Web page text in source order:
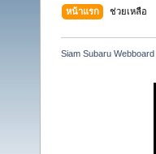
หน้าแรก ช่วยเหลือ
Siam Subaru Webboard